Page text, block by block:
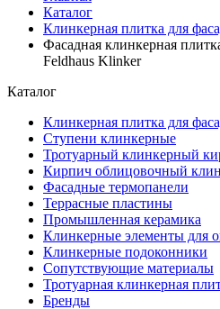
Каталог
Клинкерная плитка для
Фасадная клинкерная
Feldhaus Klinker
Каталог
Клинкерная плитка для
Ступени клинкерные
Тротуарный клинкерный
Кирпич облицовочный
Фасадные термопанели
Террасные пластины
Промышленная керамика
Клинкерные элементы для
Клинкерные подоконники
Сопутствующие материалы
Тротуарная клинкерная
Бренды